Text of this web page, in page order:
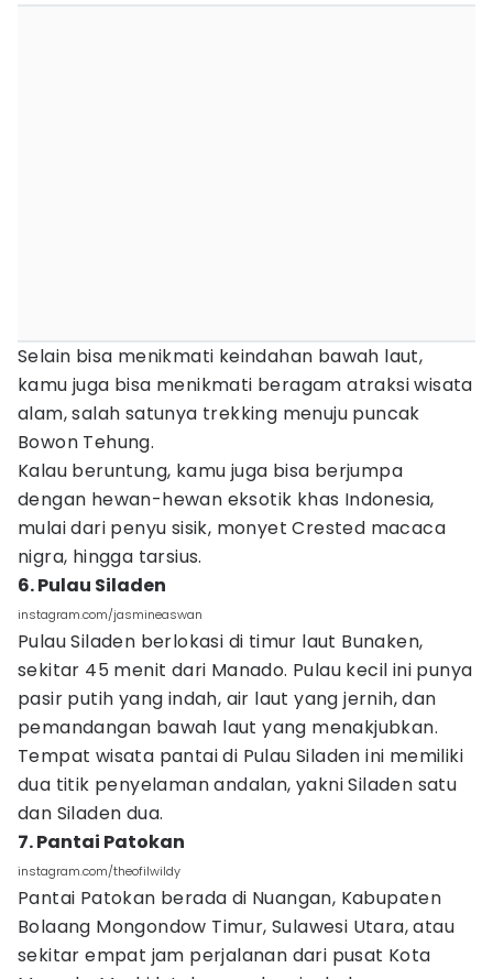
Selain bisa menikmati keindahan bawah laut,
kamu juga bisa menikmati beragam atraksi wisata
alam, salah satunya trekking menuju puncak
Bowon Tehung.
Kalau beruntung, kamu juga bisa berjumpa
dengan hewan-hewan eksotik khas Indonesia,
mulai dari penyu sisik, monyet Crested macaca
nigra, hingga tarsius.
6. Pulau Siladen
instagram.com/jasmineaswan
Pulau Siladen berlokasi di timur laut Bunaken,
sekitar 45 menit dari Manado. Pulau kecil ini punya
pasir putih yang indah, air laut yang jernih, dan
pemandangan bawah laut yang menakjubkan.
Tempat wisata pantai di Pulau Siladen ini memiliki
dua titik penyelaman andalan, yakni Siladen satu
dan Siladen dua.
7. Pantai Patokan
instagram.com/theofilwildy
Pantai Patokan berada di Nuangan, Kabupaten
Bolaang Mongondow Timur, Sulawesi Utara, atau
sekitar empat jam perjalanan dari pusat Kota